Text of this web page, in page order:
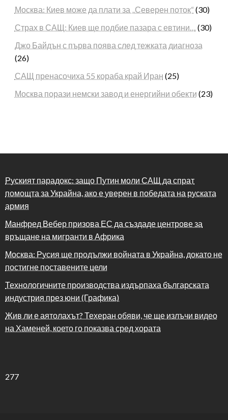
Москва: Киев може да плати за „Северен поток“ (30)
Страх в САЩ: Киев ще подбие пазара с евтини… (30)
Джо Байдън с първа поява след тежката диагноза
(26)
САЩ пренасочиха 55 кораба край Иран (25)
Москва порази немски завод и енергийни обекти (23)
Руският парадокс: защо Путин моли САЩ да спрат
помощта за Украйна, ако е уверен в победата на руската
армия
Манфред Вебер призова ЕС да създаде центрове за
връщане на мигранти в Африка
Москва: Русия ще продължи войната в Украйна, докато не
постигне поставените цели
Технологичните производства издърпаха българската
индустрия през юни (Графика)
Жив ли е аятолахът? Техеран обяви, че ще излъчи видео
на Хаменей, което го показва сред хората
277